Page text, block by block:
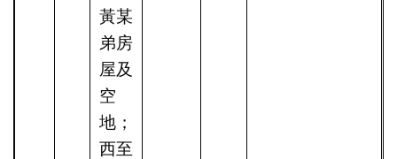
黃某
弟房
屋及
空
地；
西至